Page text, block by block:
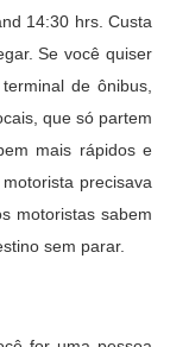
14:30 hrs. Custa
Se você quiser
de ônibus,
que só partem
mais rápidos e
precisava
motoristas sabem
sem parar.